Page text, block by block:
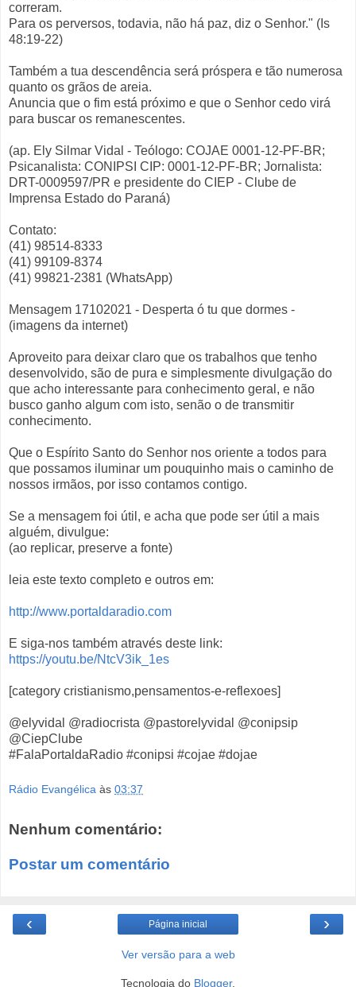
correram.
Para os perversos, todavia, não há paz, diz o Senhor." (Is
48:19-22)
Também a tua descendência será próspera e tão numerosa
quanto os grãos de areia.
Anuncia que o fim está próximo e que o Senhor cedo virá
para buscar os remanescentes.
(ap. Ely Silmar Vidal - Teólogo: COJAE 0001-12-PF-BR;
Psicanalista: CONIPSI CIP: 0001-12-PF-BR; Jornalista:
DRT-0009597/PR e presidente do CIEP - Clube de
Imprensa Estado do Paraná)
Contato:
(41) 98514-8333
(41) 99109-8374
(41) 99821-2381 (WhatsApp)
Mensagem 17102021 - Desperta ó tu que dormes -
(imagens da internet)
Aproveito para deixar claro que os trabalhos que tenho
desenvolvido, são de pura e simplesmente divulgação do
que acho interessante para conhecimento geral, e não
busco ganho algum com isto, senão o de transmitir
conhecimento.
Que o Espírito Santo do Senhor nos oriente a todos para
que possamos iluminar um pouquinho mais o caminho de
nossos irmãos, por isso contamos contigo.
Se a mensagem foi útil, e acha que pode ser útil a mais
alguém, divulgue:
(ao replicar, preserve a fonte)
leia este texto completo e outros em:
http://www.portaldaradio.com
E siga-nos também através deste link:
https://youtu.be/NtcV3ik_1es
[category cristianismo,pensamentos-e-reflexoes]
@elyvidal @radiocrista @pastorelyvidal @conipsip
@CiepClube
#FalaPortaldaRadio #conipsi #cojae #dojae
Rádio Evangélica às 03:37
Nenhum comentário:
Postar um comentário
‹ ›
Página inicial
Ver versão para a web
Tecnologia do Blogger.